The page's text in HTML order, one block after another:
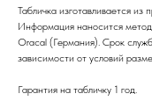
Табличка изготавливается
Информация наносится
Oracal (Германия). Срок
зависимости от условий
Гарантия на табличку 1 год.